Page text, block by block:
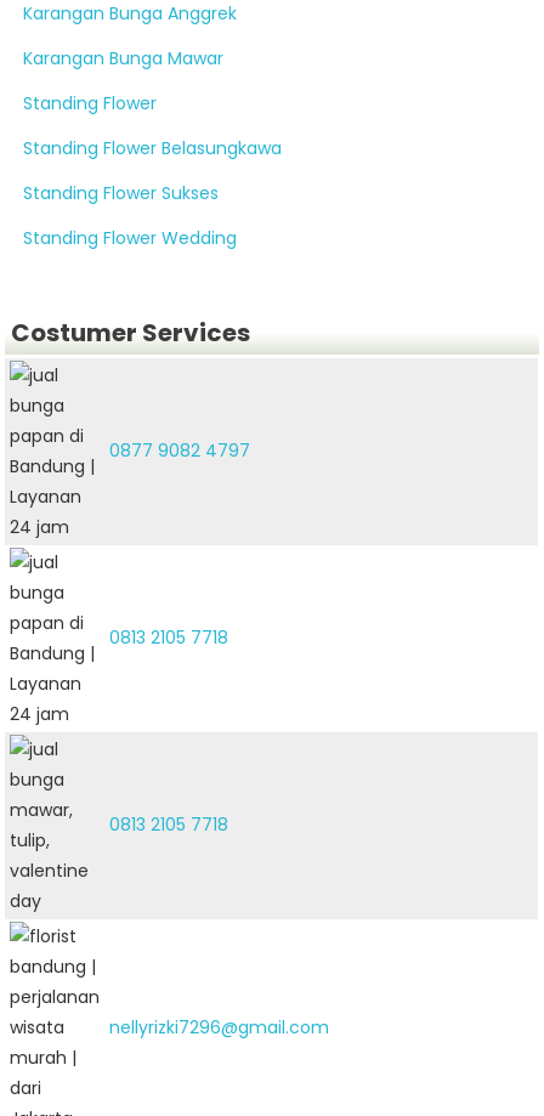
Karangan Bunga Anggrek
Karangan Bunga Mawar
Standing Flower
Standing Flower Belasungkawa
Standing Flower Sukses
Standing Flower Wedding
Costumer Services
0877 9082 4797
0813 2105 7718
0813 2105 7718
nellyrizki7296@gmail.com